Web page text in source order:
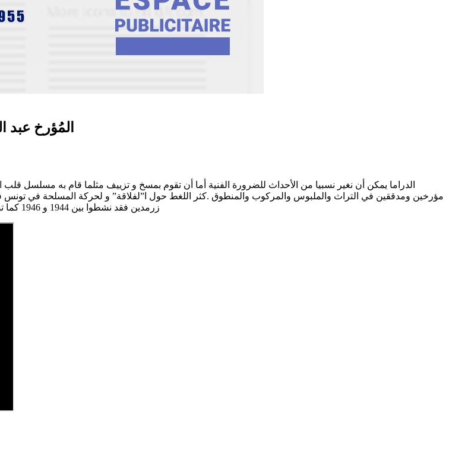
المُؤرخ
الدراما يمكن أن نغير نسبيا من الأحداث للضرورة الفنية أما أن تقوم بمسخ و تزييف مثلما قام به مسلسل
زرمدين فقد نشطوا بين 1944 و 1946 كما تبينه هذه الحلقة الرابعة من التوارخ و في الحلقة الخامسة كيف تم القبض على فلاقة زرمدين